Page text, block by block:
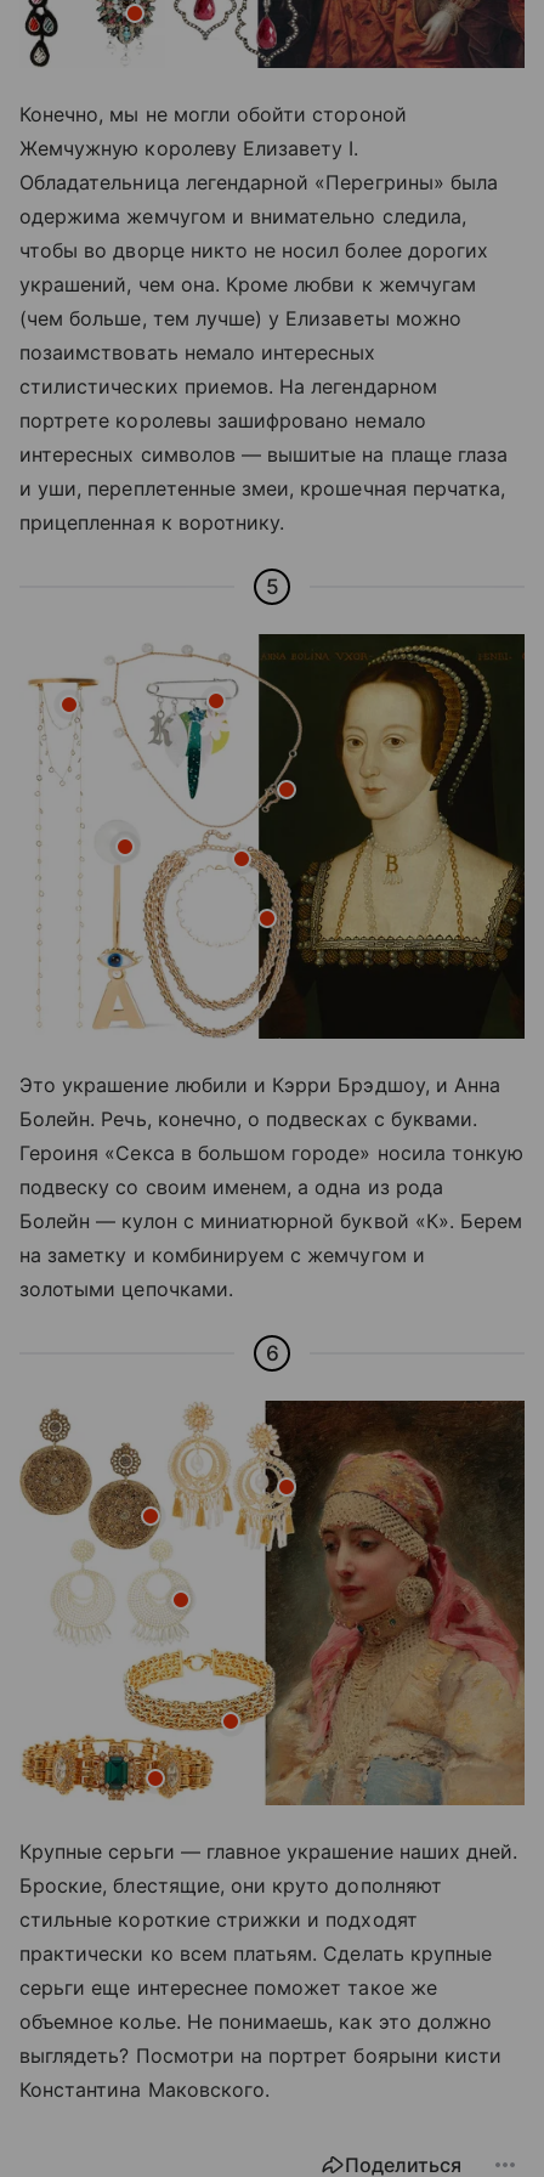
Конечно, мы не могли обойти стороной
Жемчужную королеву Елизавету I.
Обладательница легендарной «Перегрины» была
одержима жемчугом и внимательно следила,
чтобы во дворце никто не носил более дорогих
украшений, чем она. Кроме любви к жемчугам
(чем больше, тем лучше) у Елизаветы можно
позаимствовать немало интересных
стилистических приемов. На легендарном
портрете королевы зашифровано немало
интересных символов — вышитые на плаще глаза
и уши, переплетенные змеи, крошечная перчатка,
прицепленная к воротнику.
5
Это украшение любили и Кэрри Брэдшоу, и Анна
Болейн. Речь, конечно, о подвесках с буквами.
Героиня «Секса в большом городе» носила тонкую
подвеску со своим именем, а одна из рода
Болейн — кулон с миниатюрной буквой «К». Берем
на заметку и комбинируем с жемчугом и
золотыми цепочками.
6
Крупные серьги — главное украшение наших дней.
Броские, блестящие, они круто дополняют
стильные короткие стрижки и подходят
практически ко всем платьям. Сделать крупные
серьги еще интереснее поможет такое же
объемное колье. Не понимаешь, как это должно
выглядеть? Посмотри на портрет боярыни кисти
Константина Маковского.
Поделиться